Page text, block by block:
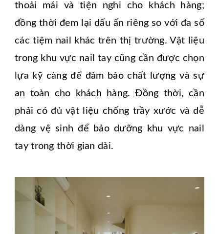
thoải mái và tiện nghi cho khách hàng;
đồng thời đem lại dấu ấn riêng so với đa số
các tiệm nail khác trên thị trường. Vật liệu
trong khu vực nail tay cũng cần được chọn
lựa kỹ càng để đảm bảo chất lượng và sự
an toàn cho khách hàng. Đồng thời, cần
phải có đủ vật liệu chống trầy xước và dễ
dàng vệ sinh để bảo dưỡng khu vực nail
tay trong thời gian dài.